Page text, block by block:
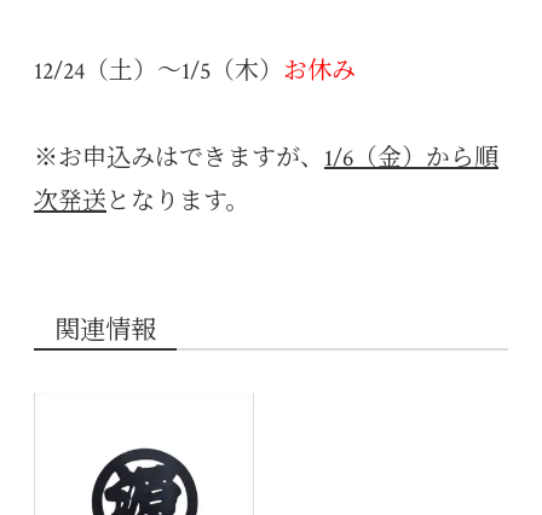
12/24（土）～1/5（木） お休み
※お申込みはできますが、 1/6（金）から順
次発送となります。
関連情報